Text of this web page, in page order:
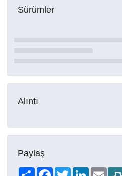
Sürümler
Alıntı
Paylaş
Share FacebookTwitterLinkedIn
Email